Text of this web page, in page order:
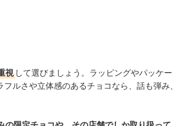
視 して選びましょう。ラッピングやパッケー
ルさや立体感のあるチョコなら、話も弾み、